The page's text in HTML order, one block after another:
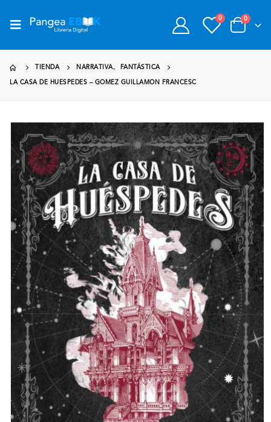
0 0
TIENDA NARRATIVA, FANTÁSTICA
LA CASA DE HUESPEDES – GOMEZ GUILLAMON FRANCESC